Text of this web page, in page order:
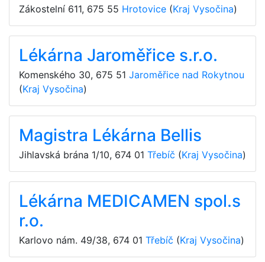
Zákostelní 611, 675 55 Hrotovice (Kraj Vysočina)
Lékárna Jaroměřice s.r.o.
Komenského 30, 675 51 Jaroměřice nad Rokytnou
(Kraj Vysočina)
Magistra Lékárna Bellis
Jihlavská brána 1/10, 674 01 Třebíč (Kraj Vysočina)
Lékárna MEDICAMEN spol.s
r.o.
Karlovo nám. 49/38, 674 01 Třebíč (Kraj Vysočina)